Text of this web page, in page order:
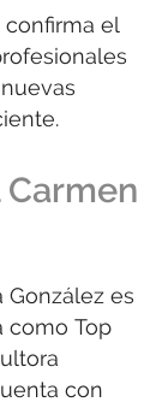
el
González es
como Top
con